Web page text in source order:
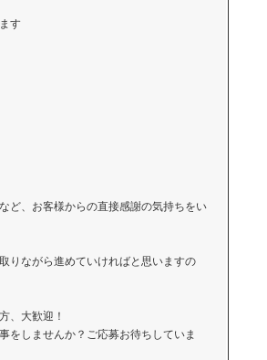
す
ど、お客様からの直接感謝の気持ちをい
りながら進めていければと思いますの
、大歓迎！
をしませんか？ご応募お待ちしていま